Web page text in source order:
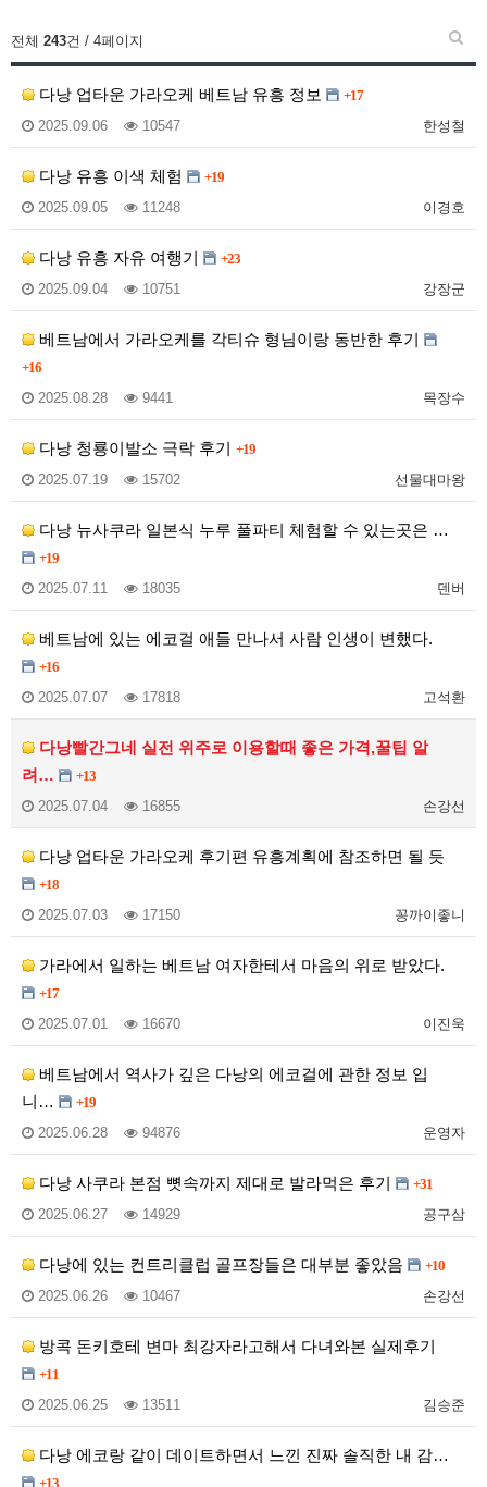
전체 243건 / 4페이지
다낭 업타운 가라오케 베트남 유흥 정보 +17
한성철
2025.09.06 10547
다낭 유흥 이색 체험 +19
이경호
2025.09.05 11248
다낭 유흥 자유 여행기 +23
강장군
2025.09.04 10751
베트남에서 가라오케를 각티슈 형님이랑 동반한 후기
+16
목장수
2025.08.28 9441
다낭 청룡이발소 극락 후기 +19
선물대마왕
2025.07.19 15702
다낭 뉴사쿠라 일본식 누루 풀파티 체험할 수 있는곳은 …
+19
덴버
2025.07.11 18035
베트남에 있는 에코걸 애들 만나서 사람 인생이 변했다.
+16
고석환
2025.07.07 17818
다낭빨간그네 실전 위주로 이용할때 좋은 가격,꿀팁 알
려…
+13
손강선
2025.07.04 16855
다낭 업타운 가라오케 후기편 유흥계획에 참조하면 될 듯
+18
꽁까이좋니
2025.07.03 17150
가라에서 일하는 베트남 여자한테서 마음의 위로 받았다.
+17
이진욱
2025.07.01 16670
베트남에서 역사가 깊은 다낭의 에코걸에 관한 정보 입
니…
+19
운영자
2025.06.28 94876
다낭 사쿠라 본점 뼛속까지 제대로 발라먹은 후기 +31
공구삼
2025.06.27 14929
다낭에 있는 컨트리클럽 골프장들은 대부분 좋았음 +10
손강선
2025.06.26 10467
방콕 돈키호테 변마 최강자라고해서 다녀와본 실제후기
+11
김승준
2025.06.25 13511
다낭 에코랑 같이 데이트하면서 느낀 진짜 솔직한 내 감…
+13